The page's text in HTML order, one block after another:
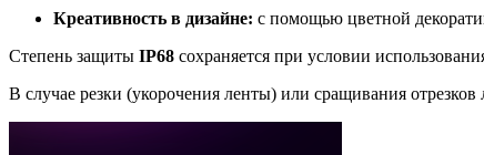
Креативность в дизайне: с помощью цветной
Степень защиты IP68 сохраняется при условии
В случае резки (укорочения ленты) или сращивания